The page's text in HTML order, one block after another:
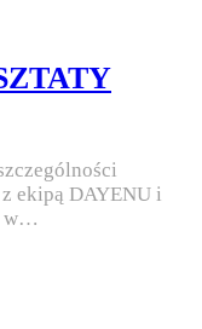
ekipą DAYENU i
w…